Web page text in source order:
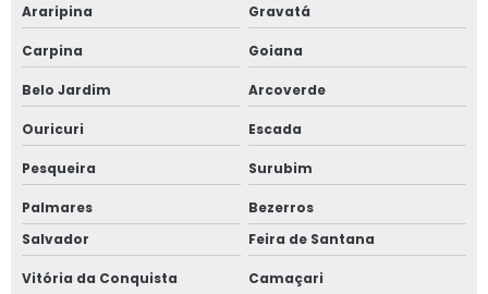
Araripina Gravatá
Carpina Goiana
Belo Jardim Arcoverde
Ouricuri Escada
Pesqueira Surubim
Palmares
Bezerros
Salvador
Feira de Santana
Vitória da Conquista Camaçari